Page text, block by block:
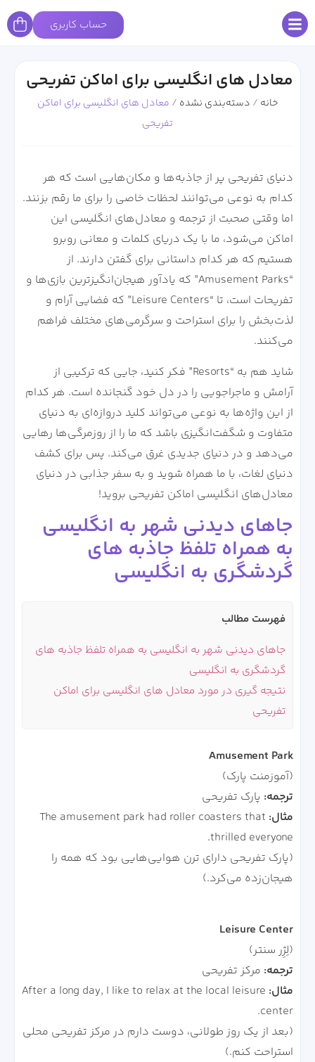
حساب کاربری
معادل های انگلیسی برای اماکن تفریحی
خانه / دسته‌بندی نشده / معادل های انگلیسی برای اماکن
تفریحی
دنیای تفریحی پر از جاذبه‌ها و مکان‌هایی است که هر
کدام به نوعی می‌توانند لحظات خاصی را برای ما رقم بزنند.
اما وقتی صحبت از ترجمه و معادل‌های انگلیسی این
اماکن می‌شود، ما با یک دریای کلمات و معانی روبرو
هستیم که هر کدام داستانی برای گفتن دارند. از
“Amusement Parks” که یادآور هیجان‌انگیزترین بازی‌ها و
تفریحات است، تا “Leisure Centers” که فضایی آرام و
لذت‌بخش را برای استراحت و سرگرمی‌های مختلف فراهم
می‌کنند.
شاید هم به “Resorts” فکر کنید، جایی که ترکیبی از
آرامش و ماجراجویی را در دل خود گنجانده است. هر کدام
از این واژه‌ها به نوعی می‌تواند کلید دروازه‌ای به دنیای
متفاوت و شگفت‌انگیزی باشد که ما را از روزمرگی‌ها رهایی
می‌دهد و در دنیای جدیدی غرق می‌کند. پس برای کشف
دنیای لغات، با ما همراه شوید و به سفر جذابی در دنیای
معادل‌های انگلیسی اماکن تفریحی بروید!
جاهای دیدنی شهر به انگلیسی
به همراه تلفظ جاذبه های
گردشگری به انگلیسی
فهرست مطالب
جاهای دیدنی شهر به انگلیسی به همراه تلفظ جاذبه های
گردشگری به انگلیسی
نتیجه گیری در مورد معادل های انگلیسی برای اماکن
تفریحی
Amusement Park
(آموزمنت پارک)
ترجمه: پارک تفریحی
مثال: The amusement park had roller coasters that
thrilled everyone.
(پارک تفریحی دارای ترن هوایی‌هایی بود که همه را
هیجان‌زده می‌کرد.)
Leisure Center
(لِژِر سنتر)
ترجمه: مرکز تفریحی
مثال: After a long day, I like to relax at the local leisure
center.
(بعد از یک روز طولانی، دوست دارم در مرکز تفریحی محلی
استراحت کنم.)